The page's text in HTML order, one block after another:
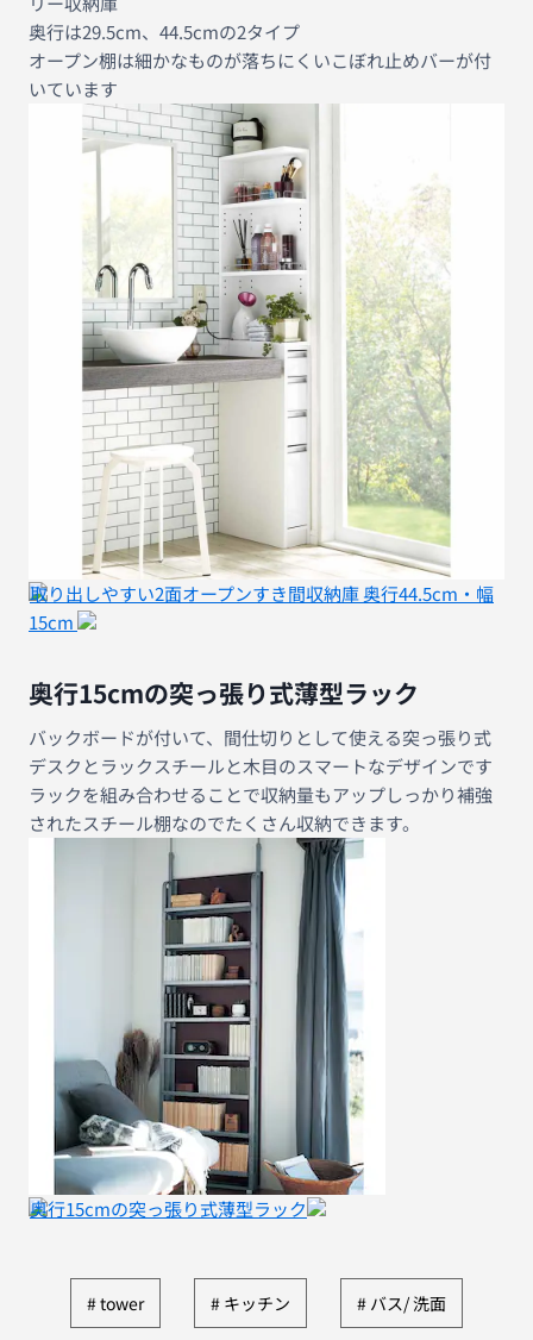
奥行は29.5cm、44.5cmの2タイプ
オープン棚は細かなものが落ちにくいこぼれ止めバーが付
いています
取り出しやすい2面オープンすき間収納庫 奥行44.5cm・幅
15cm
奥行15cmの突っ張り式薄型ラック
バックボードが付いて、間仕切りとして使える突っ張り式
デスクとラックスチールと木目のスマートなデザインです
ラックを組み合わせることで収納量もアップしっかり補強
されたスチール棚なのでたくさん収納できます。
奥行15cmの突っ張り式薄型ラック
tower キッチン バス/ 洗面